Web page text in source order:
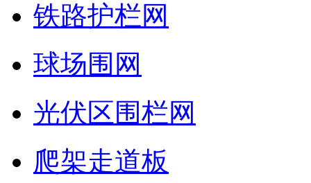
铁路护栏网
球场围网
光伏区围栏网
爬架走道板